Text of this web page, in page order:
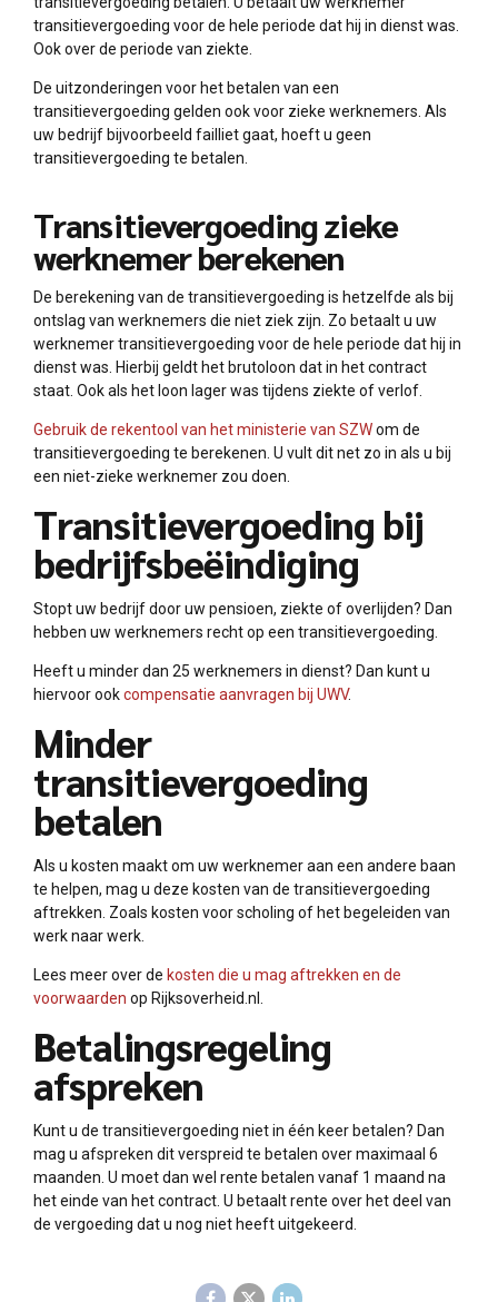
transitievergoeding voor de hele periode dat hij in dienst was.
Ook over de periode van ziekte.
De uitzonderingen voor het betalen van een
transitievergoeding gelden ook voor zieke werknemers. Als
uw bedrijf bijvoorbeeld failliet gaat, hoeft u geen
transitievergoeding te betalen.
Transitievergoeding zieke
werknemer berekenen
De berekening van de transitievergoeding is hetzelfde als bij
ontslag van werknemers die niet ziek zijn. Zo betaalt u uw
werknemer transitievergoeding voor de hele periode dat hij in
dienst was. Hierbij geldt het brutoloon dat in het contract
staat. Ook als het loon lager was tijdens ziekte of verlof.
Gebruik de rekentool van het ministerie van SZWom de
transitievergoeding te berekenen. U vult dit net zo in als u bij
een niet-zieke werknemer zou doen.
Transitievergoeding bij
bedrijfsbeëindiging
Stopt uw bedrijf door uw pensioen, ziekte of overlijden? Dan
hebben uw werknemers recht op een transitievergoeding.
Heeft u minder dan 25 werknemers in dienst? Dan kunt u
hiervoor ookcompensatie aanvragen bij UWV.
Minder
transitievergoeding
betalen
Als u kosten maakt om uw werknemer aan een andere baan
te helpen, mag u deze kosten van de transitievergoeding
aftrekken. Zoals kosten voor scholing of het begeleiden van
werk naar werk.
Lees meer over de kosten die u mag aftrekken en de
voorwaarden op Rijksoverheid.nl.
Betalingsregeling
afspreken
Kunt u de transitievergoeding niet in één keer betalen? Dan
mag u afspreken dit verspreid te betalen over maximaal 6
maanden. U moet dan wel rente betalen vanaf 1 maand na
het einde van het contract. U betaalt rente over het deel van
de vergoeding dat u nog niet heeft uitgekeerd.